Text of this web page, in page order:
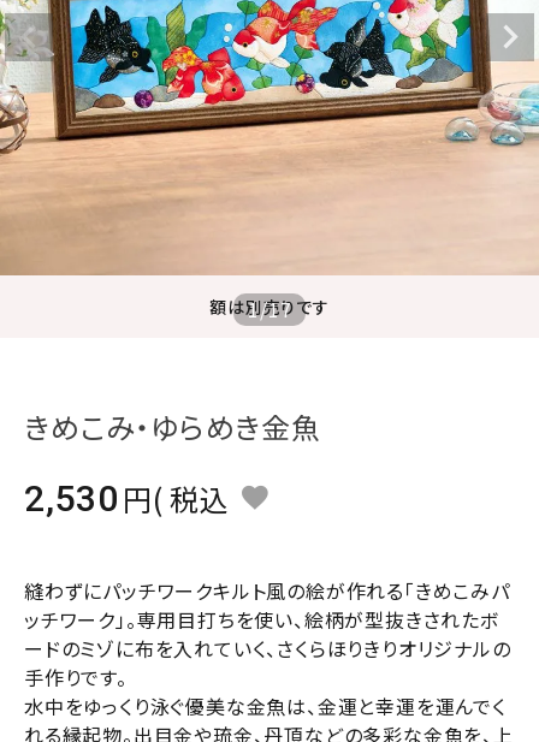
診断チャート
ジャンルで選ぶ
レビューを見る
コーポレートサイト
ようこそ ゲスト 様
額は別売りです
1/17
きめこみ・ゆらめき金魚
2,530
税込
縫わずにパッチワークキルト風の絵が作れる「きめこみパ
ッチワーク」。専用目打ちを使い、絵柄が型抜きされたボ
ードのミゾに布を入れていく、さくらほりきりオリジナルの
手作りです。
水中をゆっくり泳ぐ優美な金魚は、金運と幸運を運んでく
れる縁起物。出目金や琉金、丹頂などの多彩な金魚を、上